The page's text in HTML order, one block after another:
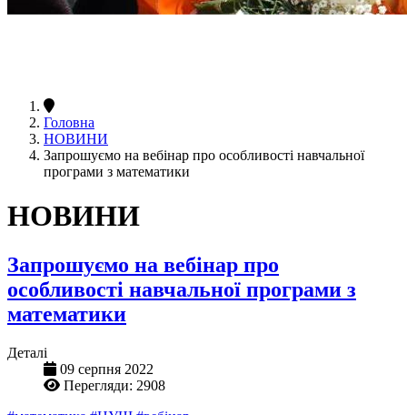
Головна
НОВИНИ
Запрошуємо на вебінар про особливості навчальної
програми з математики
НОВИНИ
Запрошуємо на вебінар про
особливості навчальної програми з
математики
Деталі
09 серпня 2022
Перегляди: 2908